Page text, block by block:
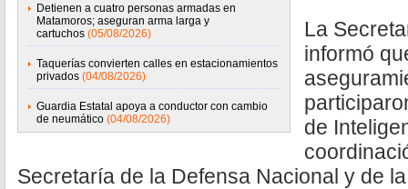
Detienen a cuatro personas armadas en
Matamoros; aseguran arma larga y
cartuchos (05/08/2026)
Taquerías convierten calles en estacionamientos
privados (04/08/2026)
Guardia Estatal apoya a conductor con cambio
de neumático (04/08/2026)
La
informó
de
Secretaría de la Defensa Nacional y de